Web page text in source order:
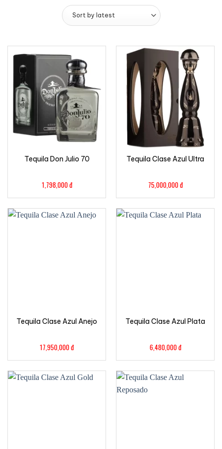
Tequila Don Julio 70
1,798,000đ
Tequila Clase Azul Ultra
75,000,000đ
Tequila Clase Azul Anejo
17,950,000đ
Tequila Clase Azul Plata
6,480,000đ